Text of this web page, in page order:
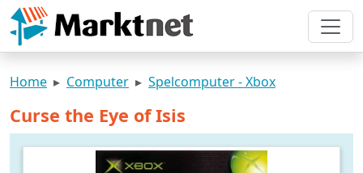
Home Computer Spelcomputer - Xbox
Curse the Eye of Isis